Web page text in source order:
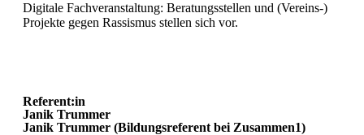
Digitale Fachveranstaltung: Beratungsstellen und (Vereins-)
Projekte gegen Rassismus stellen sich vor.
Referent:in
Janik Trummer
Janik Trummer (Bildungsreferent bei Zusammen1)